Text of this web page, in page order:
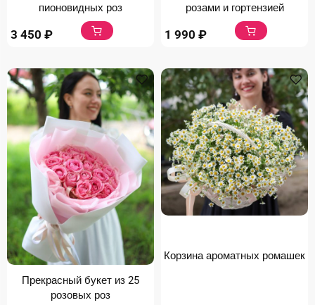
пионовидных роз
3 450 ₽
розами и гортензией
1 990 ₽
Прекрасный букет из 25
розовых роз
Корзина ароматных ромашек